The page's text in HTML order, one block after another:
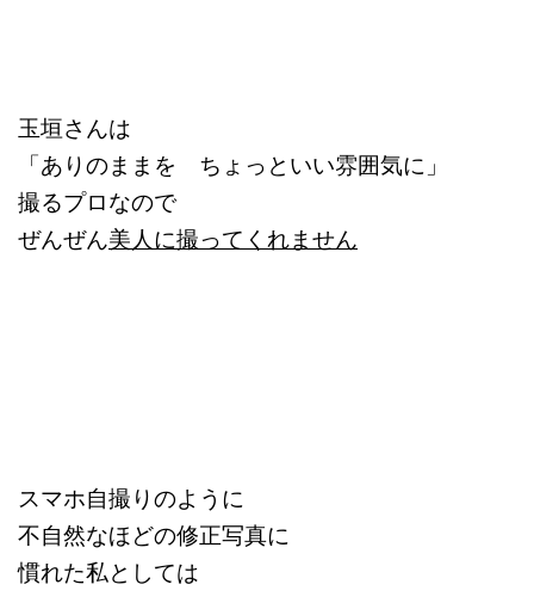
玉垣さんは
「ありのままを ちょっといい雰囲気に」
撮るプロなので
ぜんぜん美人に撮ってくれません
スマホ自撮りのように
不自然なほどの修正写真に
慣れた私としては